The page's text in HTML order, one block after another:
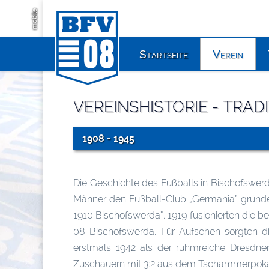
mobile
VEREINSHISTORIE -
1908 - 1945
Die Geschichte des Fußballs in
Männer den Fußball-Club „Germania“
1910 Bischofswerda“. 1919 fusionierten die
08 Bischofswerda. Für Aufsehen sorgten
erstmals 1942 als der ruhmreiche
Zuschauern mit 3:2 aus dem
Startseite Verein